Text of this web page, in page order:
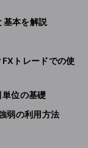
基本を解説
トレードでの使
位の基礎
弱の利用方法